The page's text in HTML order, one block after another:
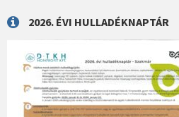
2026. ÉVI HULLADÉKNAPTÁR